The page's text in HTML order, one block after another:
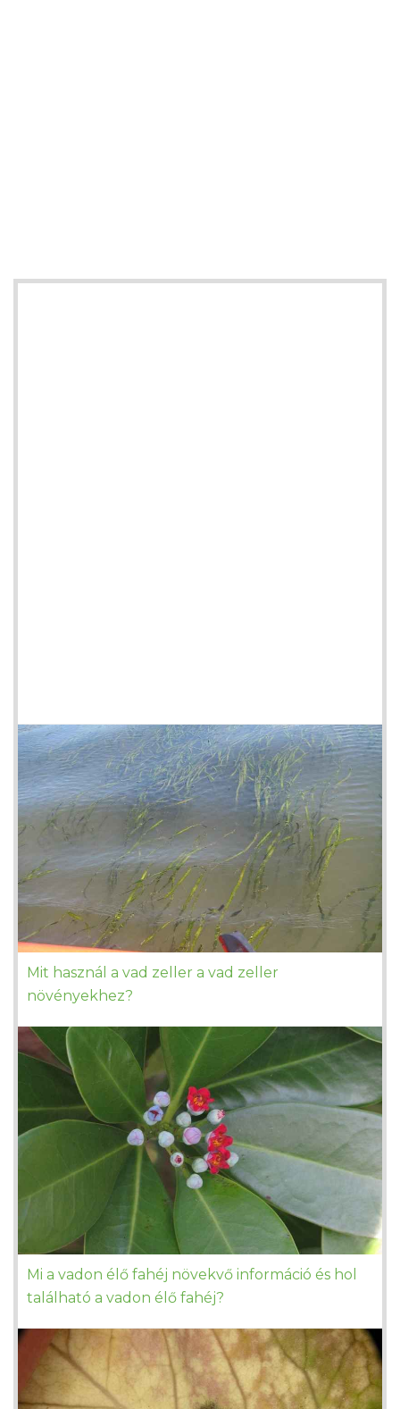
Mit használ a vad zeller a vad zeller
növényekhez?
Mi a vadon élő fahéj növekvő információ és hol
található a vadon élő fahéj?